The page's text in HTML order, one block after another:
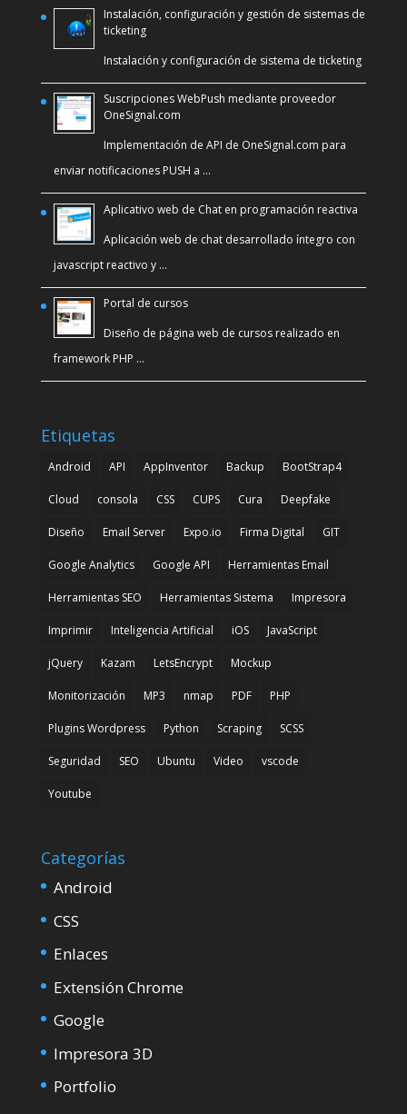
Instalación, configuración y gestión de sistemas de
ticketing
Instalación y configuración de sistema de ticketing
Suscripciones WebPush mediante proveedor
OneSignal.com
Implementación de API de OneSignal.com para
enviar notificaciones PUSH a …
Aplicativo web de Chat en programación reactiva
Aplicación web de chat desarrollado íntegro con
javascript reactivo y …
Portal de cursos
Diseño de página web de cursos realizado en
framework PHP …
Etiquetas
Android API AppInventor Backup BootStrap4
Cloud consola CSS CUPS Cura Deepfake
Diseño Email Server Expo.io Firma Digital GIT
Google Analytics Google API Herramientas Email
Herramientas SEO Herramientas Sistema Impresora
Imprimir Inteligencia Artificial iOS JavaScript
jQuery Kazam LetsEncrypt Mockup
Monitorización MP3 nmap PDF PHP
Plugins Wordpress Python Scraping SCSS
Seguridad SEO Ubuntu Video vscode
Youtube
Categorías
Android
CSS
Enlaces
Extensión Chrome
Google
Impresora 3D
Portfolio